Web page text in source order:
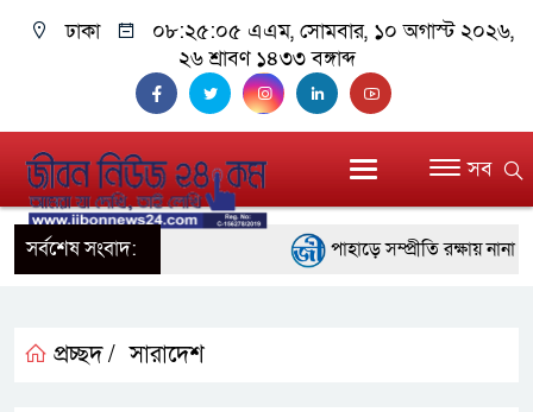
ঢাকা ০৮:২৫:০৫ এএম, সোমবার, ১০ অগাস্ট ২০২৬,
২৬ শ্রাবণ ১৪৩৩ বঙ্গাব্দ
সব
সর্বশেষ সংবাদ:
পাহাড়ে সম্প্রীতি রক্ষায় নানা
প্রচ্ছদ / সারাদেশ